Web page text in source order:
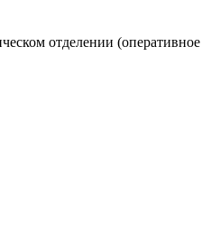
отделении (оперативное